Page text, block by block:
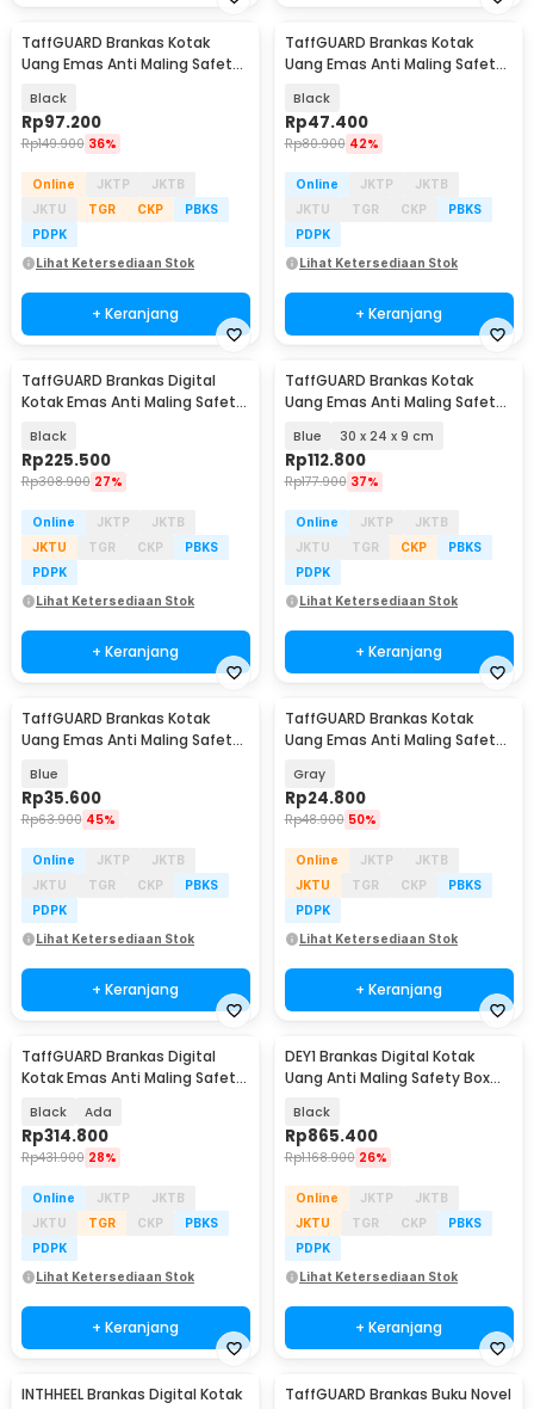
TaffGUARD Brankas Kotak
Uang Emas Anti Maling Safety
Black
Rp97.200
Rp149.900 36%
Online JKTP
JKTB
JKTU
TGR CKP
PBKS
PDPK
Lihat Ketersediaan Stok
+ Keranjang
TaffGUARD Brankas Kotak
Uang Emas Anti Maling Safety
Black
Rp47.400
Rp80.900 42%
Online JKTP
JKTB
JKTU
TGR CKP
PBKS
PDPK
Lihat Ketersediaan Stok
+ Keranjang
TaffGUARD Brankas Digital
Kotak Emas Anti Maling Safety
Black
Rp225.500
Rp308.900 27%
Online JKTP
JKTB
JKTU
TGR CKP
PBKS
PDPK
Lihat Ketersediaan Stok
+ Keranjang
TaffGUARD Brankas Kotak
Uang Emas Anti Maling Safety
Blue 30 x 24 x 9 cm
Rp112.800
Rp177.900 37%
Online JKTP
JKTB
JKTU
TGR CKP
PBKS
PDPK
Lihat Ketersediaan Stok
+ Keranjang
TaffGUARD Brankas Kotak
Uang Emas Anti Maling Safety
Blue
Rp35.600
Rp63.900 45%
Online JKTP
JKTB
JKTU
TGR CKP
PBKS
PDPK
Lihat Ketersediaan Stok
+ Keranjang
TaffGUARD Brankas Kotak
Uang Emas Anti Maling Safety
Gray
Rp24.800
Rp48.900 50%
Online JKTP
JKTB
JKTU
TGR CKP
PBKS
PDPK
Lihat Ketersediaan Stok
+ Keranjang
TaffGUARD Brankas Digital
Kotak Emas Anti Maling Safety
Black Ada
Rp314.800
Rp431.900 28%
Online JKTP
JKTB
JKTU
TGR CKP
PBKS
PDPK
Lihat Ketersediaan Stok
+ Keranjang
DEY1 Brankas Digital Kotak
Uang Anti Maling Safety Box
Black
Rp865.400
Rp1.168.900 26%
Online JKTP
JKTB
JKTU
TGR CKP
PBKS
PDPK
Lihat Ketersediaan Stok
+ Keranjang
INTHHEEL Brankas Digital Kotak
TaffGUARD Brankas Buku Novel